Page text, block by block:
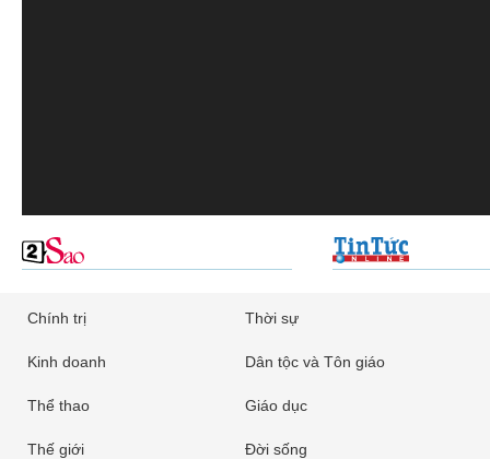
Chính trị Thời sự
Kinh doanh Dân tộc và Tôn giáo
Thể thao Giáo dục
Thế giới Đời sống